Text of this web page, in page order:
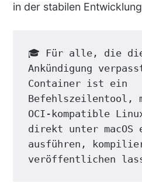
in der stabilen
🎓 Für alle, die
Ankündigung
Container ist ein
Befehlszeilentool,
OCI-kompatible
direkt unter
ausführen,
veröffentlichen